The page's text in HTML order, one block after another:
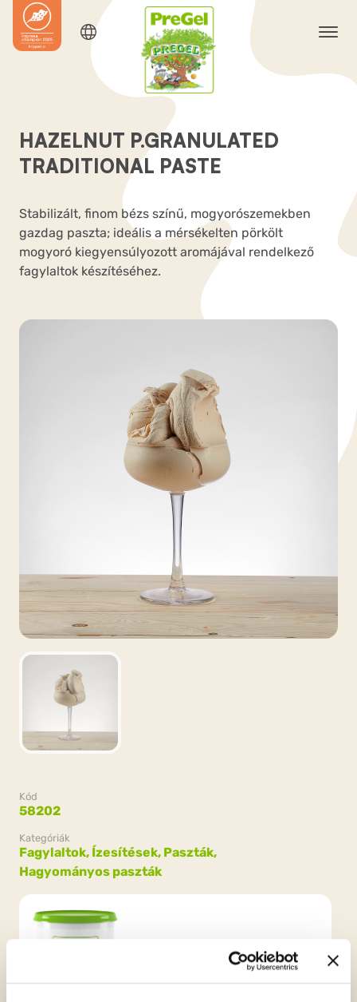
HAZELNUT P.GRANULATED
TRADITIONAL PASTE
Stabilizált, finom bézs színű, mogyorószemekben
gazdag paszta; ideális a mérsékelten pörkölt
mogyoró kiegyensúlyozott aromájával rendelkező
fagylaltok készítéséhez.
Kód
58202
Kategóriák
Fagylaltok, Ízesítések, Paszták,
Hagyományos paszták
2 vödrök x 5kg (10kg)